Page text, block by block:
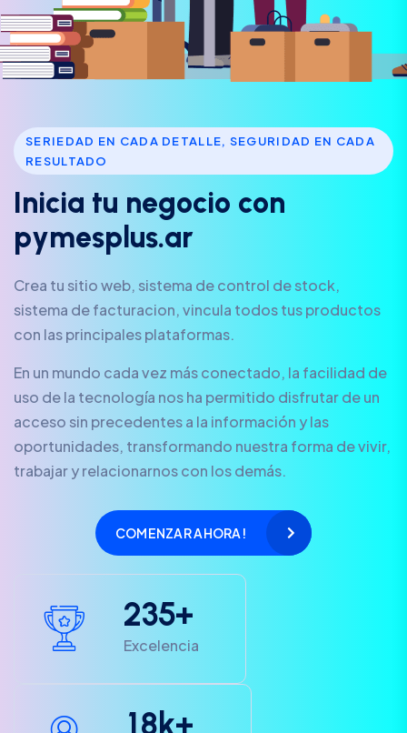
SERIEDAD EN CADA DETALLE, SEGURIDAD EN CADA
RESULTADO
Inicia tu negocio con
pymesp us.ar
Crea tu sitio web, sistema de control de stock,
sistema de facturacion, vincula todos tus productos
con las principales plataformas.
En un mundo cada vez más conectado, la facilidad de
uso de la tecnología nos ha permitido disfrutar de un
acceso sin precedentes a la información y las
oportunidades, transformando nuestra forma de vivir,
trabajar y relacionarnos con los demás.
COMENZAR AHORA!
235+
Excelencia
18k+